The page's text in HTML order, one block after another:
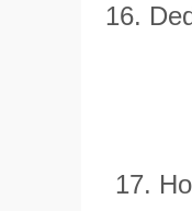
16.
17.